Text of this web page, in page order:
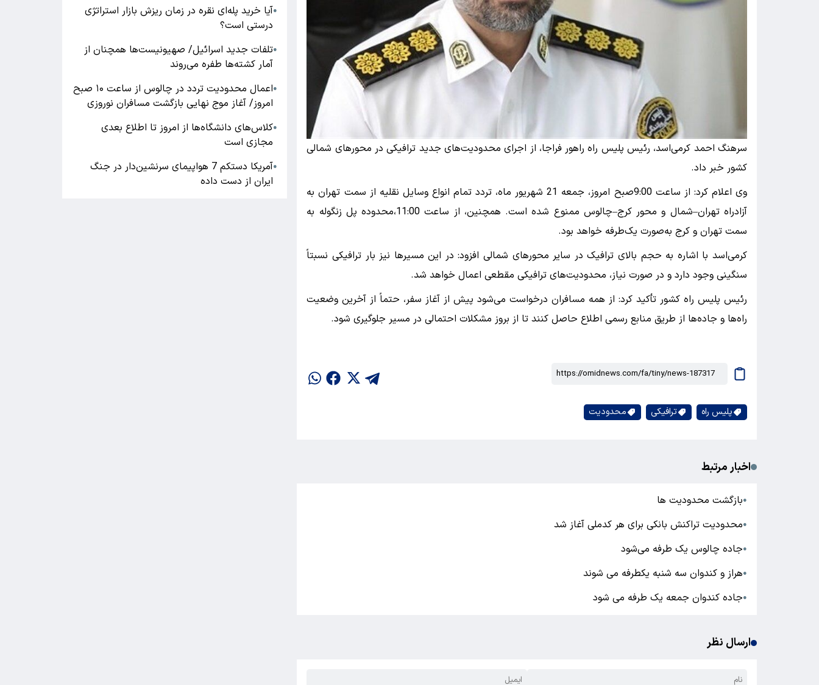
سرهنگ احمد کرمی‌اسد، رئیس پلیس راه راهور فراجا، از اجرای محدودیت‌های جدید ترافیکی در محورهای شمالی
کشور خبر داد.
وی اعلام کرد: از ساعت 9:00صبح امروز، جمعه 21 شهریور ماه، تردد تمام انواع وسایل نقلیه از سمت تهران به
آزادراه تهران–شمال و محور کرج–چالوس ممنوع شده است. همچنین، از ساعت 11:00،محدوده پل زنگوله به
سمت تهران و کرج به‌صورت یک‌طرفه خواهد بود.
کرمی‌اسد با اشاره به حجم بالای ترافیک در سایر محورهای شمالی افزود: در این مسیرها نیز بار ترافیکی نسبتاً
سنگینی وجود دارد و در صورت نیاز، محدودیت‌های ترافیکی مقطعی اعمال خواهد شد.
رئیس پلیس راه کشور تأکید کرد: از همه مسافران درخواست می‌شود پیش از آغاز سفر، حتماً از آخرین وضعیت
راه‌ها و جاده‌ها از طریق منابع رسمی اطلاع حاصل کنند تا از بروز مشکلات احتمالی در مسیر جلوگیری شود.
پلیس راه ترافیکی محدودیت
اخبار مرتبط
●بازگشت محدودیت ها
●محدودیت تراکنش بانکی برای هر کدملی آغاز شد
●جاده چالوس یک طرفه می‌شود
●هراز و کندوان سه شنبه یکطرفه می شوند
●جاده کندوان جمعه یک طرفه می شود
ارسال نظر
●آیا خرید پله‌ای نقره در زمان ریزش بازار استراتژی
درستی است؟
●تلفات جدید اسرائیل/ صهیونیست‌ها همچنان از
آمار کشته‌ها طفره می‌روند
●
اعمال محدودیت تردد در چالوس از ساعت ۱۰ صبح
امروز/ آغاز موج نهایی بازگشت مسافران نوروزی
●کلاس‌های دانشگاه‌ها از امروز تا اطلاع بعدی
مجازی است
●
آمریکا دستکم 7 هواپیمای سرنشین‌دار در جنگ
ایران از دست داده